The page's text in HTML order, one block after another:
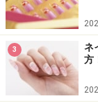
3
ネ
方